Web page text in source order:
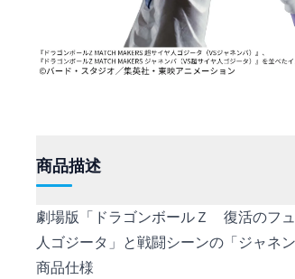
商品描述
劇場版「ドラゴンボールＺ 復活のフ
人ゴジータ」と戦闘シーンの「ジャネ
商品仕様